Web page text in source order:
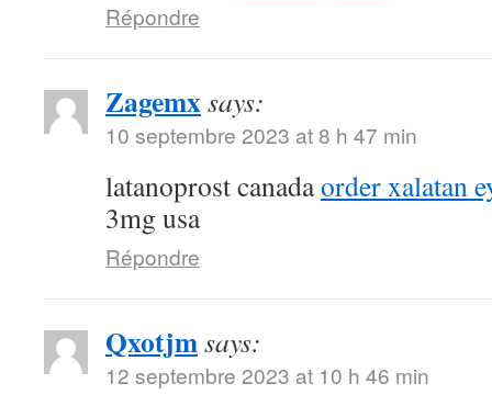
Répondre
Zagemxsays:
10 septembre 2023 at 8 h 47 min
latanoprost canadaorder xalatan
3mg usa
Répondre
Qxotjmsays:
12 septembre 2023 at 10 h 46 min